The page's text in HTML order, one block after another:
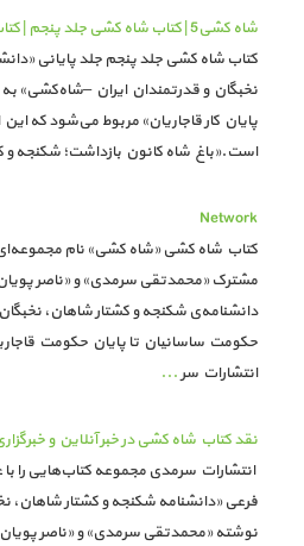
شاه کشی5 | کتاب شاه کشی جلد پنجم | کتاب شاه کشی
کتاب شاه کشی جلد پنجم جلد پایانی
نخبگان و قدرتمندان ایران –شاه‌کشی» به
پایان کار قاجاریان» مربوط می‌شود که این
است.«باغ شاه کانون بازداشت؛ شکنجه و
Network
کتاب شاه کشی «شاه کشی» نام
مشترک «محمدتقی سرمدی» و «ناصر
دانشنامه‌ی شکنجه و کشتار شاهان، نخبگان
حکومت ساسانیان تا پایان حکومت
انتشارات سر...
نقد کتاب شاه کشی در خبر آنلاین و
انتشارات سرمدی مجموعه کتاب‌هایی را
فرعی «دانشنامه شکنجه و کشتار شاهان،
نوشته «محمدتقی سرمدی» و «ناصر پویان»